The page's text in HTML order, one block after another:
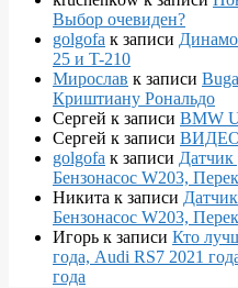
Выбор очевиден?
golgofa к записи
25 и T-210
Мирослав к записи
Криштиану Рональдо
Сергей к записи BMW
Сергей к записи
golgofa к записи Датчик
Бензонасос W203,
Никита к записи
Бензонасос W203,
Игорь к записи Кто
года, Audi RS7 2021
года